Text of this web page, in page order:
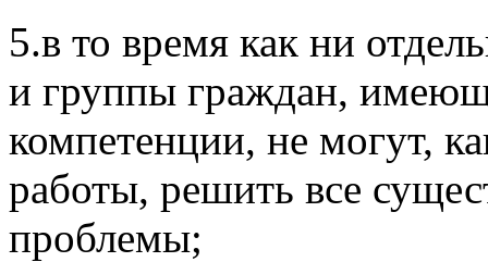
5.в то время как ни
и группы граждан,
компетенции, не могут,
работы, решить все
проблемы;